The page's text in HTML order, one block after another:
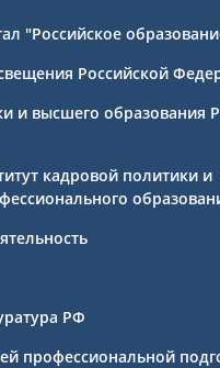
"Российское
Российской
и высшего образования
кадровой политики и
РФ
профессиональной